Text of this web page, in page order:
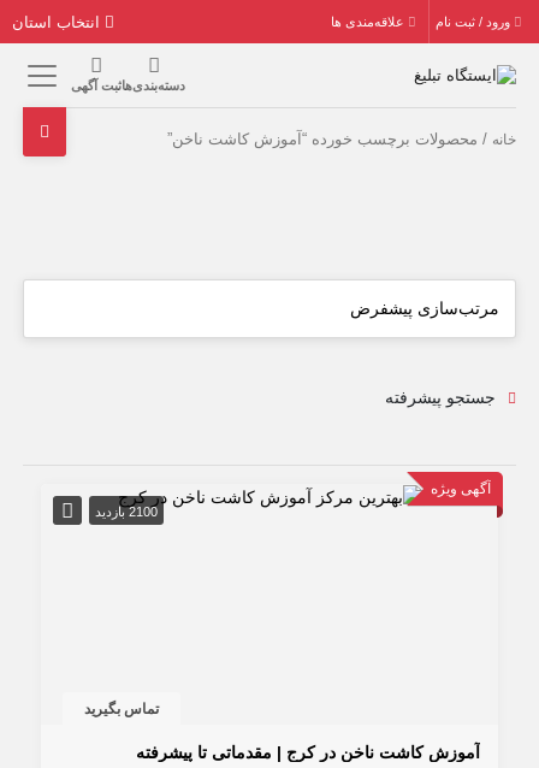
ورود / ثبت نام علاقه‌مندی ها
دسته‌بندی‌هاثبت آگهی
خانه / محصولات برچسب خورده “آموزش کاشت ناخن”
جستجو پیشرفته
آگهی ویژه
2100 بازدید
تماس بگیرید
آموزش کاشت ناخن در کرج | مقدماتی تا پیشرفته